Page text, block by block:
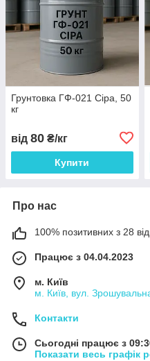
Грунтовка ГФ-021 Сіра, 50
кг
від 80 ₴/кг
Купити
Про нас
100% позитивних з 28
Працює з 04.04.2023
м. Київ
м. Київ, вул.
Контакти
Сьогодні працює з
Показати весь графік